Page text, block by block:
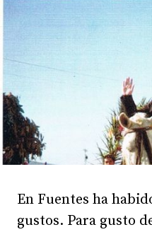
En Fuentes ha
gustos. Para gusto